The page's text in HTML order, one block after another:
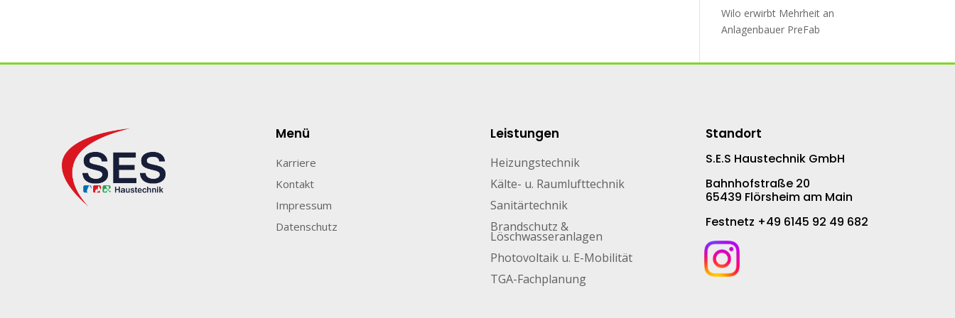
Wilo erwirbt Mehr­heit an
An­la­gen­bau­er PreFab
Menü
Karriere
Kontakt
Impressum
Datenschutz
Leistungen
Heizungstechnik
Kälte- u. Raumlufttechnik
Sanitärtechnik
Brandschutz &
Löschwasseranlagen
Photovoltaik u. E-Mobilität
TGA-Fachplanung
Standort
S.E.S Haustechnik GmbH
Bahnhofstraße 20
65439 Flörsheim am Main
Festnetz +49 6145 92 49 682